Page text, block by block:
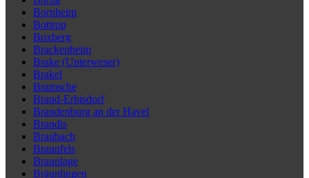
Bornheim
Bottrop
Boxberg
Brackenheim
Brake (Unterweser)
Brakel
Bramsche
Brand-Erbisdorf
Brandenburg an der Havel
Brandis
Braubach
Braunfels
Braunlage
Bräunlingen